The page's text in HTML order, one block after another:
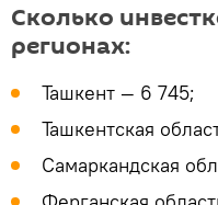
Сколько
регионах:
Ташкент — 6 745;
Ташкентская
Самаркандская